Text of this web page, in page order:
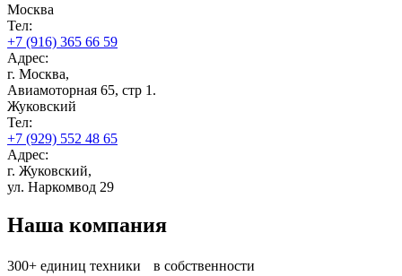
Москва
Тел:
+7 (916) 365 66 59
Адрес:
г. Москва,
Авиамоторная 65, стр 1.
Жуковский
Тел:
+7 (929) 552 48 65
Адрес:
г. Жуковский,
ул. Наркомвод 29
Наша компания
300+ единиц техники в собственности